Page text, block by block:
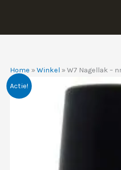
de
Home »Winkel »W7 Nagellak –
Actie!